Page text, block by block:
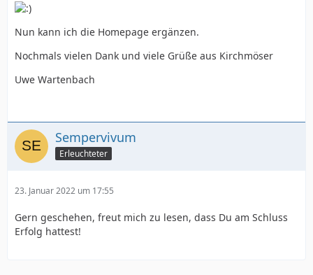
Nun kann ich die Homepage ergänzen.
Nochmals vielen Dank und viele Grüße aus Kirchmöser
Uwe Wartenbach
Sempervivum
Erleuchteter
23. Januar 2022 um 17:55
Gern geschehen, freut mich zu lesen, dass Du am Schluss
Erfolg hattest!